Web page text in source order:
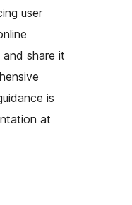
user
share it
is
at